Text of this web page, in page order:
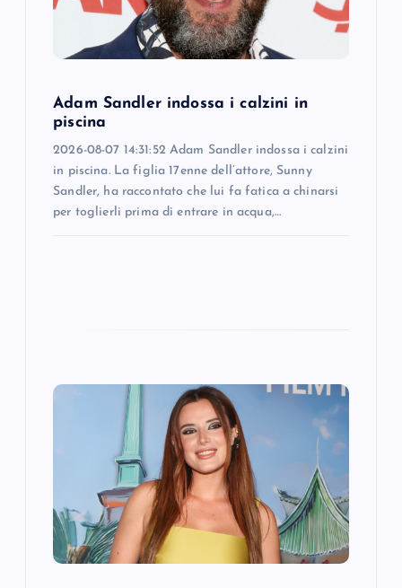
Adam Sandler indossa i calzini in
piscina
2026-08-07 14:31:52 Adam Sandler indossa i calzini
in piscina. La figlia 17enne dell’attore, Sunny
Sandler, ha raccontato che lui fa fatica a chinarsi
per toglierli prima di entrare in acqua,…